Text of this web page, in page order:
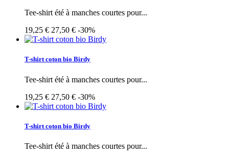
Tee-shirt été à manches courtes pour...
19,25 € 27,50 € -30%
T-shirt coton bio Birdy
Tee-shirt été à manches courtes pour...
19,25 € 27,50 € -30%
T-shirt coton bio Birdy
Tee-shirt été à manches courtes pour...